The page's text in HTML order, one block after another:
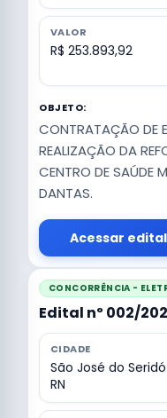
VALOR
R$ 253.893,92
OBJETO:
CONTRATAÇÃO DE
REALIZAÇÃO DA
CENTRO DE SAÚDE
DANTAS.
Acessar edital
CONCORRÊNCIA -
Edital nº 002/
CIDADE
São José do
RN